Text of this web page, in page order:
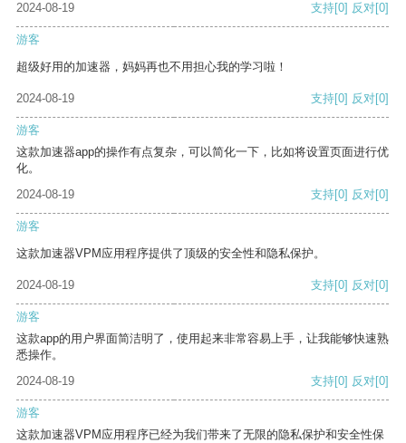
2024-08-19 支持[0] 反对[0]
游客
超级好用的加速器，妈妈再也不用担心我的学习啦！
2024-08-19 支持[0] 反对[0]
游客
这款加速器app的操作有点复杂，可以简化一下，比如将设置页面进行优
化。
2024-08-19
支持[0] 反对[0]
游客
这款加速器VPM应用程序提供了顶级的安全性和隐私保护。
2024-08-19 支持[0] 反对[0]
游客
这款app的用户界面简洁明了，使用起来非常容易上手，让我能够快速熟
悉操作。
2024-08-19
支持[0] 反对[0]
游客
这款加速器VPM应用程序已经为我们带来了无限的隐私保护和安全性保